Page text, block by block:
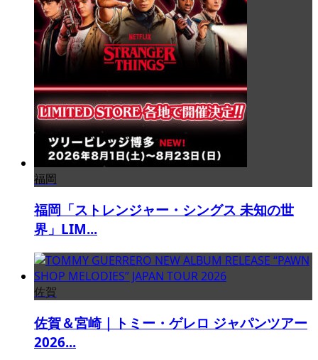
福岡
福岡「ストレンジャー・シングス 未知の世
界」LIM...
佐賀
佐賀＆宮崎｜トミー・ゲレロ ジャパンツアー
2026...